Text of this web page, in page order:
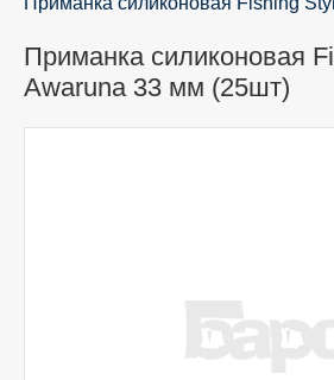
Приманка силиконовая
Awaruna 33 мм (25шт)